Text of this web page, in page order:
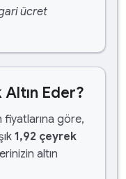
ücret
Eder?
fiyatlarına göre,
1,92 çeyrek
altın